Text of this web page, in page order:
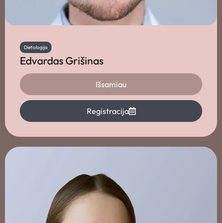
Dietologija
Edvardas Grišinas
Išsamiau
Registracija